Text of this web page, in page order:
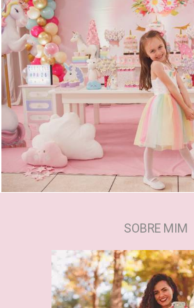
674 0
SOBRE MIM